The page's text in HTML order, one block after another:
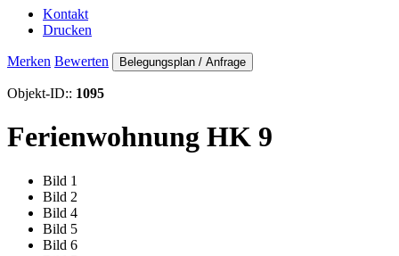
Kontakt
Drucken
Merken Bewerten Belegungsplan / Anfrage
Objekt-ID:: 1095
Ferienwohnung HK 9
Bild 1
Bild 2
Bild 4
Bild 5
Bild 6